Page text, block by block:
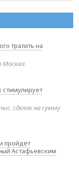
тратить на
Москва
сделок на сумму
пройдёт
Астафьевским